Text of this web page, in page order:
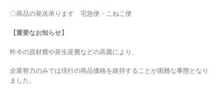
〇商品の発送承ります 宅急便・こねこ便
【重要なお知らせ】
昨今の資材費や茶生産費などの高騰により、
企業努力のみでは現行の商品価格を維持することが困難な事態となり
ました。